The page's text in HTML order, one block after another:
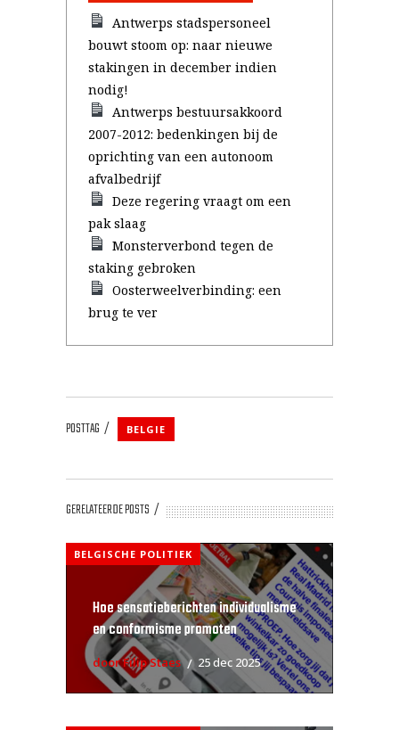
Antwerps stadspersoneel
bouwt stoom op: naar nieuwe
stakingen in december indien
nodig!
Antwerps bestuursakkoord
2007-2012: bedenkingen bij de
oprichting van een autonoom
afvalbedrijf
Deze regering vraagt om een
pak slaag
Monsterverbond tegen de
staking gebroken
Oosterweelverbinding: een
brug te ver
POSTTAG BELGIE
GERELATEERDE POSTS
BELGISCHE POLITIEK
Hoe sensatieberichten individualisme
en conformisme promoten
door Filip Staes 25 dec 2025